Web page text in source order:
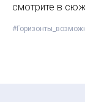
смотрите в